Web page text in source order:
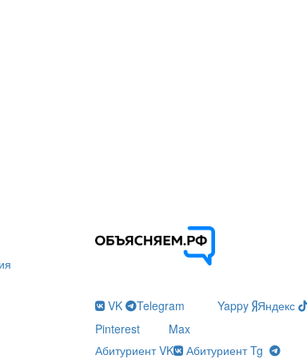
VK Telegram Yappy Яндекс
Pinterest
Max
Абитуриент VK
Абитуриент Tg